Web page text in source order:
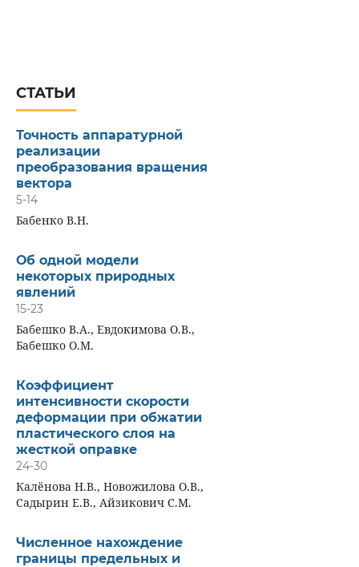
СТАТЬИ
Точность аппаратурной
реализации
преобразования вращения
вектора
5-14
Бабенко В.Н.
Об одной модели
некоторых природных
явлений
15-23
Бабешко В.А., Евдокимова О.В.,
Бабешко О.М.
Коэффициент
интенсивности скорости
деформации при обжатии
пластического слоя на
жесткой оправке
24-30
Калёнова Н.В., Новожилова О.В.,
Садырин Е.В., Айзикович С.М.
Численное нахождение
границы предельных и